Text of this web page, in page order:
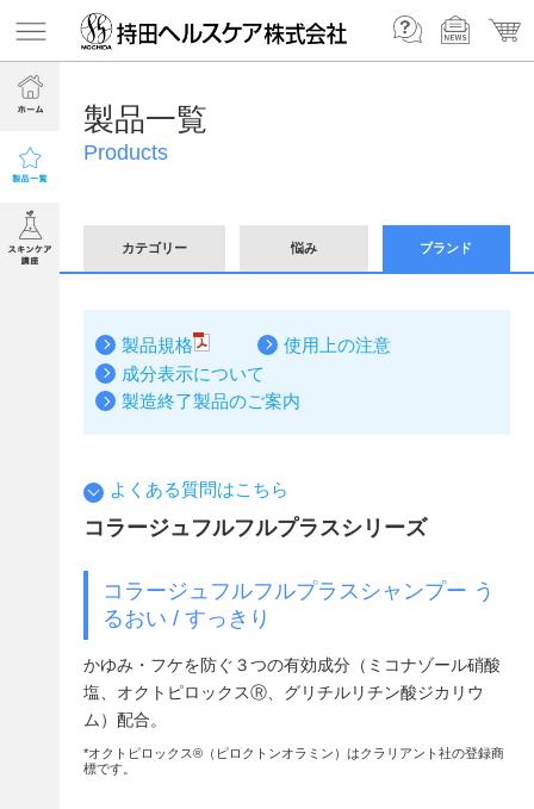
製品一覧
Products
カテゴリー 悩み ブランド
製品規格
使用上の注意
成分表示について
製造終了製品のご案内
よくある質問はこちら
コラージュフルフルプラスシリーズ
コラージュフルフルプラスシャンプー う
るおい / すっきり
かゆみ・フケを防ぐ３つの有効成分（ミコナゾール硝酸
塩、オクトピロックスⓇ、グリチルリチン酸ジカリウ
ム）配合。
*オクトピロックス®（ピロクトンオラミン）はクラリアント社の登録商
標です。